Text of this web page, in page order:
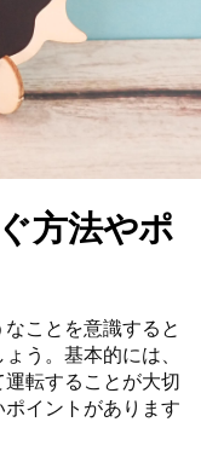
方法やポ
ことを意識すると
う。基本的には、
転することが大切
イントがあります